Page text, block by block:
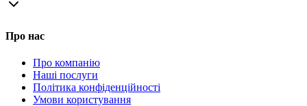
Про нас
Про компанію
Наші послуги
Політика конфіденційності
Умови користування